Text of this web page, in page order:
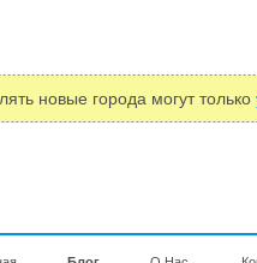
новые города могут только